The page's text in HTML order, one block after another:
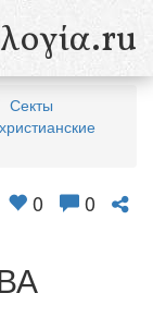
Секты
0 0